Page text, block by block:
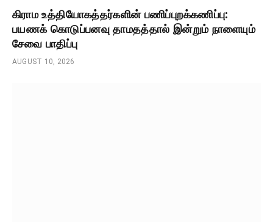
கிராம உத்தியோகத்தர்களின் பணிப்புறக்கணிப்பு:
பயணக் கொடுப்பனவு தாமதத்தால் இன்றும் நாளையும்
சேவை பாதிப்பு
AUGUST 10, 2026